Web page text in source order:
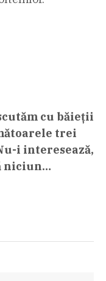
cu băieţii
trei
i interesează,
niciun…